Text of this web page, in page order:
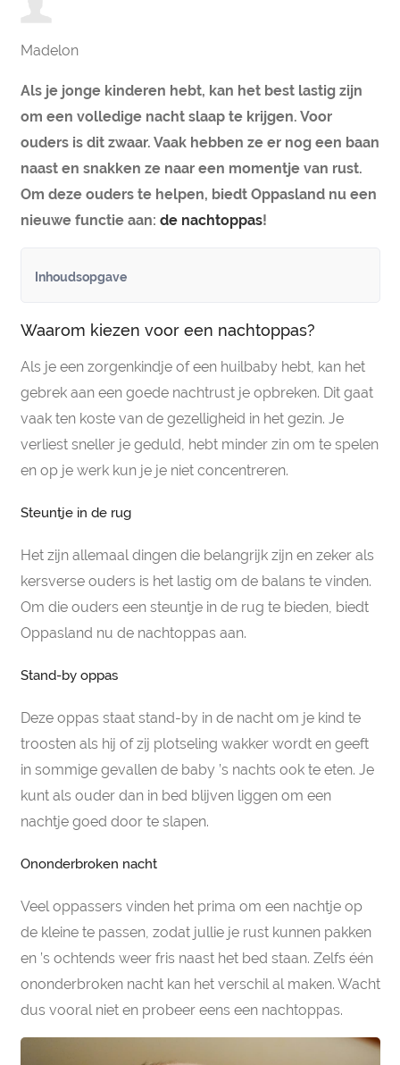
Madelon
Als je jonge kinderen hebt, kan het best lastig zijn
om een volledige nacht slaap te krijgen. Voor
ouders is dit zwaar. Vaak hebben ze er nog een baan
naast en snakken ze naar een momentje van rust.
Om deze ouders te helpen, biedt Oppasland nu een
nieuwe functie aan: de nachtoppas!
Inhoudsopgave
Waarom kiezen voor een nachtoppas?
Als je een zorgenkindje of een huilbaby hebt, kan het
gebrek aan een goede nachtrust je opbreken. Dit gaat
vaak ten koste van de gezelligheid in het gezin. Je
verliest sneller je geduld, hebt minder zin om te spelen
en op je werk kun je je niet concentreren.
Steuntje in de rug
Het zijn allemaal dingen die belangrijk zijn en zeker als
kersverse ouders is het lastig om de balans te vinden.
Om die ouders een steuntje in de rug te bieden, biedt
Oppasland nu de nachtoppas aan.
Stand-by oppas
Deze oppas staat stand-by in de nacht om je kind te
troosten als hij of zij plotseling wakker wordt en geeft
in sommige gevallen de baby ’s nachts ook te eten. Je
kunt als ouder dan in bed blijven liggen om een
nachtje goed door te slapen.
Ononderbroken nacht
Veel oppassers vinden het prima om een nachtje op
de kleine te passen, zodat jullie je rust kunnen pakken
en ’s ochtends weer fris naast het bed staan. Zelfs één
ononderbroken nacht kan het verschil al maken. Wacht
dus vooral niet en probeer eens een nachtoppas.